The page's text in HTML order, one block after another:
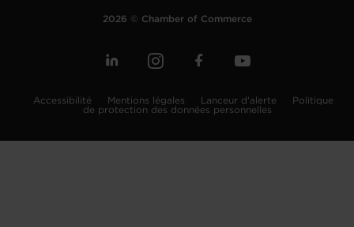
2026 © Chamber of Commerce
Accessibilité Mentions légales Lanceur d'alerte
Politique
de protection des données personnelles